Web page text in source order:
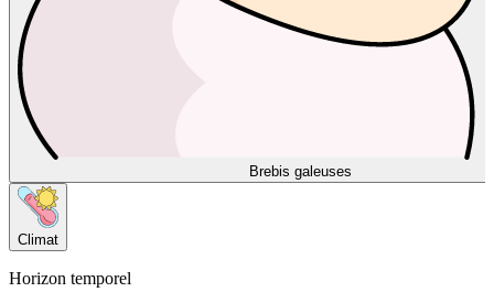
Brebis galeuses
Climat
Horizon temporel